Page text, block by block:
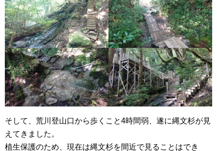
そして、荒川登山口から歩くこと4時間弱、遂に縄文杉が見
えてきました。
植生保護のため、現在は縄文杉を間近で見ることはでき